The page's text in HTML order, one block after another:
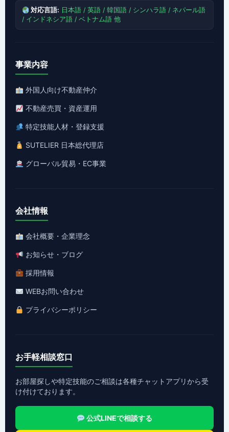
対応言語: 日本語 / 英語 / 韓国語 / シンハラ語 / ネパール語
/ インドネシア語 / ベトナム語 他
事業内容
外国人向け不動産仲介
不動産売買・資産運用
特定技能人材・登録支援
SUTELIER 日本総代理店
グローバル貿易・EC事業
会社情報
会社概要・企業理念
お知らせ・ブログ
採用情報
WEBお問い合わせ
プライバシーポリシー
お手軽相談窓口
お部屋探しや特定技能のご相談は各種チャットアプリから受
け付けております。
公式LINEで相談する